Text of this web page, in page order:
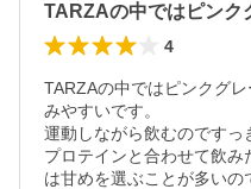
TARZAの中ではピン
4
TARZAの中ではピンクグ
みやすいです。
運動しながら飲むのですっ
プロテインと合わせて飲
は甘めを選ぶことが多い